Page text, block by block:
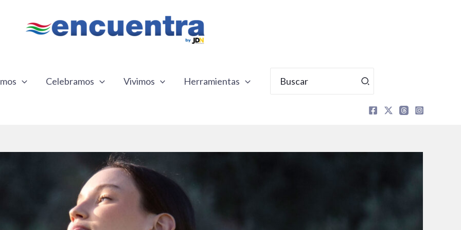
Celebramos Vivimos Herramientas
por: